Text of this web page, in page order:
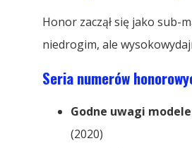
Honor zaczął się jako sub-
niedrogim, ale
Seria numerów
Godne uwagi
(2020)